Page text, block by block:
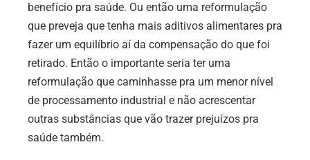
benefício pra saúde. Ou então uma reformulação
que preveja que tenha mais aditivos alimentares pra
fazer um equilíbrio aí da compensação do que foi
retirado. Então o importante seria ter uma
reformulação que caminhasse pra um menor nível
de processamento industrial e não acrescentar
outras substâncias que vão trazer prejuízos pra
saúde também.